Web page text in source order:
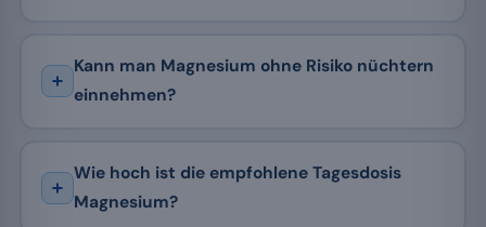
Kann man Magnesium ohne Risiko nüchtern
einnehmen?
Wie hoch ist die empfohlene Tagesdosis
Magnesium?